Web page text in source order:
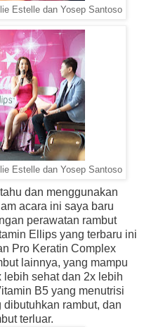
Estelle dan Yosep Santoso
Estelle dan Yosep Santoso
dan menggunakan
acara ini saya baru
perawatan rambut
Ellips yang terbaru ini
Pro Keratin Complex
lainnya, yang mampu
lebih sehat dan 2x lebih
B5 yang menutrisi
rambut, dan
terluar.